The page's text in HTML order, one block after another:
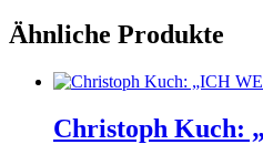
Ähnliche Produkte
Christoph Kuch: